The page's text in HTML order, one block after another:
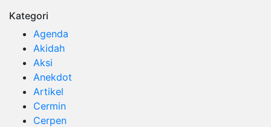
Kategori
Agenda
Akidah
Aksi
Anekdot
Artikel
Cermin
Cerpen